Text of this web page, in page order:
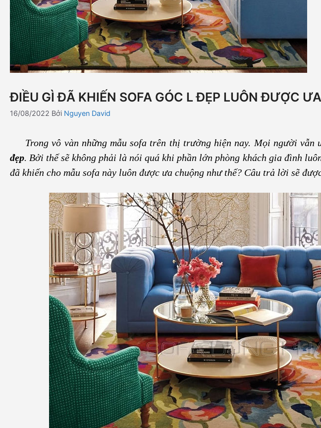
ĐIỀU GÌ ĐÃ KHIẾN SOFA GÓC L ĐẸP LUÔN ĐƯỢC
16/08/2022 Bởi Nguyen David
Trong vô vàn những mẫu sofa trên thị trường hiện nay. Mọi người vẫn
đẹp. Bởi thế sẽ không phải là nói quá khi phần lớn phòng khách gia đình
đã khiến cho mẫu sofa này luôn được ưa chuộng như thế? Câu trả lời sẽ